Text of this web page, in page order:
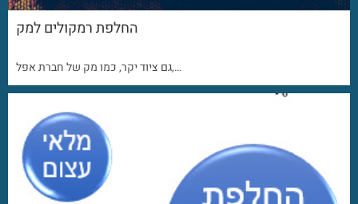
החלפת רמקולים למק
גם ציוד יקר, כמו מק של חברת אפל,…